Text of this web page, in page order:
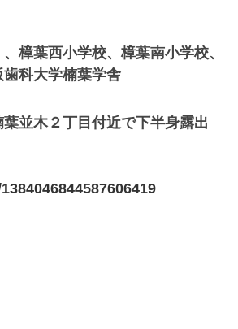
樟葉西小学校、樟葉南小学校、
科大学楠葉学舎
葉並木２丁目付近で下半身露出